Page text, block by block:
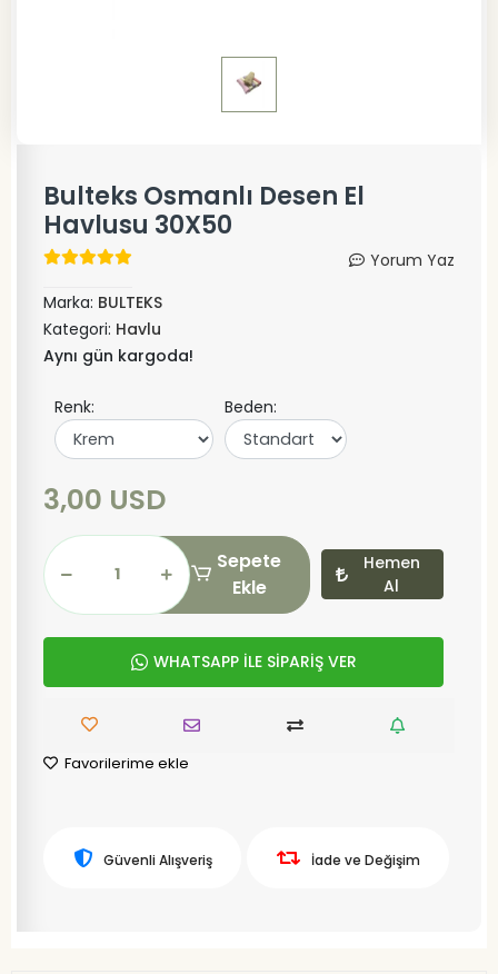
Bulteks Osmanlı Desen El
Havlusu 30X50
Yorum Yaz
Marka: BULTEKS
Kategori: Havlu
Aynı gün kargoda!
Renk: Beden:
3,00 USD
Sepete
Ekle
Hemen
Al
WHATSAPP İLE SİPARİŞ VER
Favorilerime ekle
Güvenli Alışveriş İade ve Değişim